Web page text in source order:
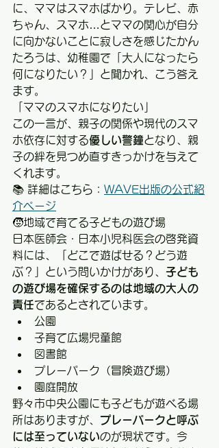
に、ママはスマホばかり。テレビ、赤
ちゃん、スマホ…とママの関心が自分
に向かないことに寂しさを感じたかん
たろうは、幼稚園で「大人になったら
何になりたい？」と聞かれ、こう答え
ます。
「ママのスマホになりたい」
この一言が、親子の関係や現代のスマ
ホ依存に対する優しい警鐘となり、親
子の絆を見つめ直すきっかけを与えて
くれます。
📚 詳細はこちら： WAVE出版の公式紹
介ページ
🧒地域で育てる子どもの遊び場
日本医師会・日本小児科医会の啓発資
料には、「どこで遊ばせる？どう遊
ぶ？」という問いかけがあり、 子ども
の遊び場を確保するのは地域の大人の
責任であるとされています。
公園
子育て広場児童館
図書館
プレーパーク（冒険遊び場）
園庭開放
野々市中央公園にも子どもが遊べる場
所はありますが、 プレーパークと呼ぶ
には至っていないのが現状です。今